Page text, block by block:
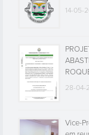
14-05-
28-04-
Vice-